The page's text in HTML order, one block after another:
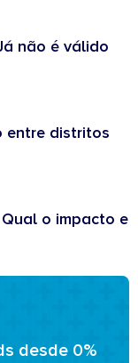
não é válido
entre distritos
o impacto e
desde 0%